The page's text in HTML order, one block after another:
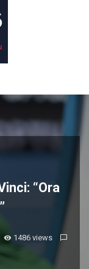
“Ora
1486 views